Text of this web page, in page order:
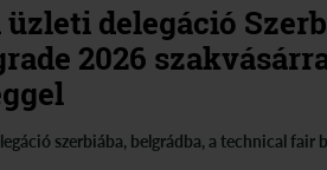
delegáció
2026
szerbiába, belgrádba, a technical fair